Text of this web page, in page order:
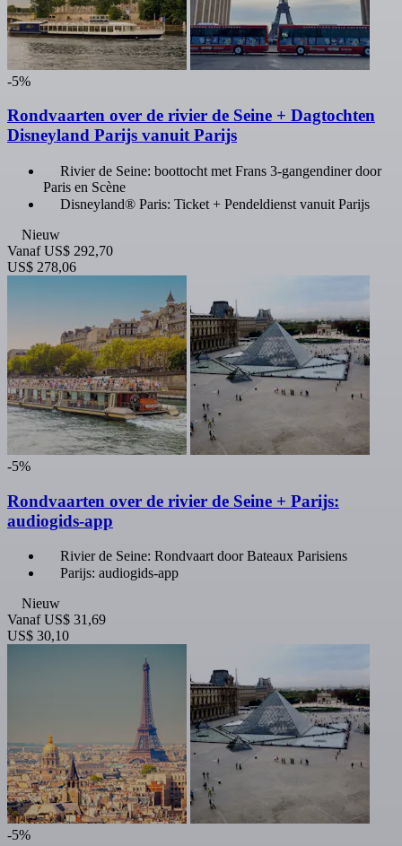
-5%
Rondvaarten over de rivier de Seine + Dagtochten
Disneyland Parijs vanuit Parijs
Rivier de Seine: boottocht met Frans 3-gangendiner door
Paris en Scène
Disneyland® Paris: Ticket + Pendeldienst vanuit Parijs
Nieuw
Vanaf US$ 292,70
US$ 278,06
-5%
Rondvaarten over de rivier de Seine + Parijs:
audiogids-app
Rivier de Seine: Rondvaart door Bateaux Parisiens
Parijs: audiogids-app
Nieuw
Vanaf US$ 31,69
US$ 30,10
-5%